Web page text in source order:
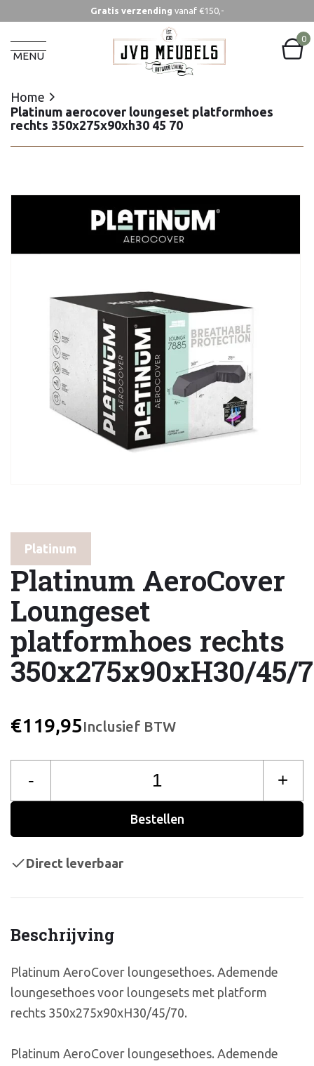
Gratis verzending vanaf €150,-
MENU
0
Home
Platinum aerocover loungeset platformhoes
rechts 350x275x90xh30 45 70
Home
Platinum aerocover loungeset platformhoes
rechts 350x275x90xh30 45 70
Platinum
Platinum AeroCover
Loungeset
platformhoes rechts
350x275x90xH30/45/
€119,95Inclusief BTW
Beschrijving
Platinum AeroCover loungesethoes. Ademende
loungesethoes voor loungesets met platform
rechts 350x275x90xH30/45/70.
Platinum AeroCover loungesethoes. Ademende
- +
Bestellen
Direct leverbaar